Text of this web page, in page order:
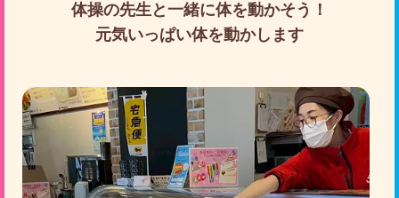
体操の先生と一緒に体を動かそう！
元気いっぱい体を動かします